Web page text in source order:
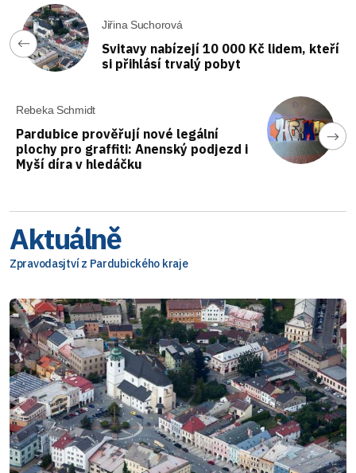
Jiřina Suchorová
Svitavy nabízejí 10 000 Kč lidem, kteří
si přihlásí trvalý pobyt
Rebeka Schmidt
Pardubice prověřují nové legální
plochy pro graffiti: Anenský podjezd i
Myší díra v hledáčku
Aktuálně
Zpravodasjtví z Pardubického kraje